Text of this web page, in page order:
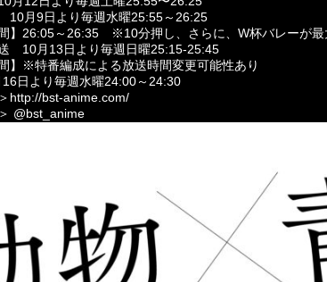
10月9日より毎週水曜25:55～26:25
間】26:05～26:35 ※10分押し、さらに、W杯バレーが
10月13日より毎週日曜25:15-25:45
】※特番編成による放送時間変更可能性あり
日より毎週水曜24:00～24:30
http://bst-anime.com/
@bst_anime